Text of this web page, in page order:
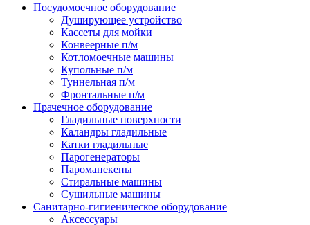
Посудомоечное оборудование
Душирующее устройство
Кассеты для мойки
Конвеерные п/м
Котломоечные машины
Купольные п/м
Туннельная п/м
Фронтальные п/м
Прачечное оборудование
Гладильные поверхности
Каландры гладильные
Катки гладильные
Парогенераторы
Пароманекены
Стиральные машины
Сушильные машины
Санитарно-гигиеническое оборудование
Аксессуары